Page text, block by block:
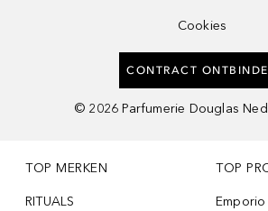
Cookies
CONTRACT
© 2026 Parfumerie Douglas
TOP MERKEN
RITUALS
TOP